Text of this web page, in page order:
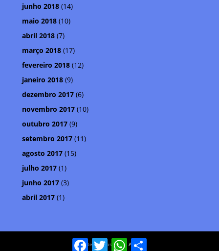
junho 2018(14)
maio 2018(10)
abril 2018(7)
março 2018(17)
fevereiro 2018(12)
janeiro 2018(9)
dezembro 2017(6)
novembro 2017(10)
outubro 2017(9)
setembro 2017(11)
agosto 2017(15)
julho 2017(1)
junho 2017(3)
abril 2017(1)
© Meteoro Brasil . PorAldeia
FacebookTwitterWhatsApp